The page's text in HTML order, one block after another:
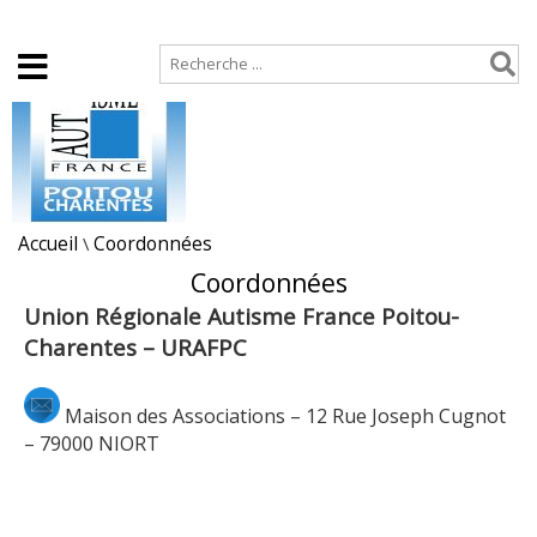
Accueil \ Coordonnées
Coordonnées
Union Régionale Autisme France Poitou-
Charentes – URAFPC
Maison des Associations – 12 Rue Joseph Cugnot
– 79000 NIORT